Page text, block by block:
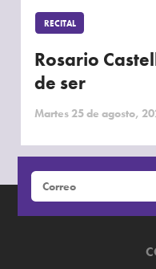
RECITAL
Rosario
de ser
Martes 25 de agosto,